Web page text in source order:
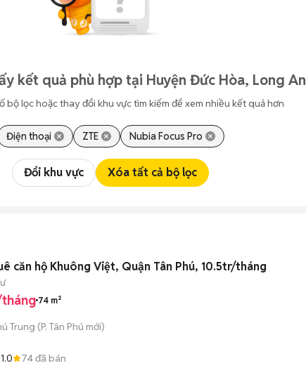
kết quả phù hợp tại Huyện Đức Hòa, Long An
bộ lọc hoặc thay đổi khu vực tìm kiếm để xem nhiều kết quả hơn
Điện thoại ZTE Nubia Focus Pro
Đổi khu vực Xóa tất cả bộ lọc
căn hộ Khuông Việt, Quận Tân Phú, 10.5tr/tháng
74 m²
Trung (P. Tân Phú mới)
1.0 74đã bán